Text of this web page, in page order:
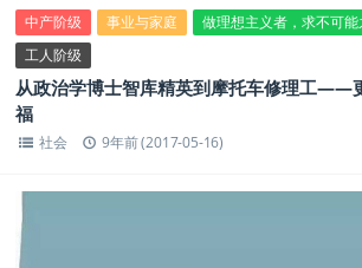
中产阶级 事业与家庭 做理想主义者，求不可
工人阶级
从政治学博士智库精英到摩托车修理工——
福
社会 9年前 (2017-05-16)